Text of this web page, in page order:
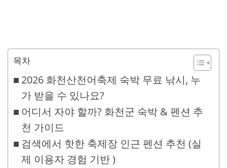
목차
2026 화천산천어축제 숙박 무료 낚시, 누
가 받을 수 있나요?
어디서 자야 할까? 화천군 숙박 & 펜션 추
천 가이드
검색에서 핫한 축제장 인근 펜션 추천 (실
제 이용자 경험 기반 )